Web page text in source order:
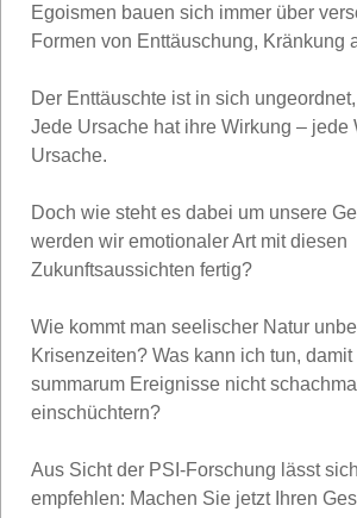
Egoismen bauen sich immer über
Formen von Enttäuschung, Kränkung
Der Enttäuschte ist in sich
Jede Ursache hat ihre Wirkung – jede
Ursache.
Doch wie steht es dabei um unsere
werden wir emotionaler Art mit diesen
Zukunftsaussichten fertig?
Wie kommt man seelischer Natur
Krisenzeiten? Was kann ich tun,
summarum Ereignisse nicht
einschüchtern?
Aus Sicht der PSI-Forschung lässt
empfehlen: Machen Sie jetzt Ihren